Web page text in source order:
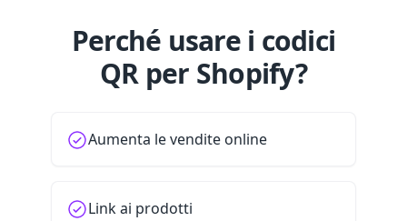
Perché usare i codici
QR per Shopify?
Aumenta le vendite online
Link ai prodotti